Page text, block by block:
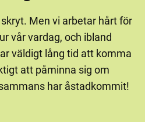
Men vi arbetar hårt för
vår vardag, och ibland
väldigt lång tid att komma
att påminna sig om
har åstadkommit!